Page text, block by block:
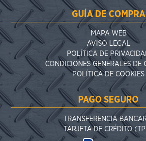
GUÍA DE COMPRA
MAPA WEB
AVISO LEGAL
POLÍTICA DE
CONDICIONES GENERALES DE
POLÍTICA DE COOKIES
PAGO SEGURO
TRANSFERENCIA
TARJETA DE CRÉDITO